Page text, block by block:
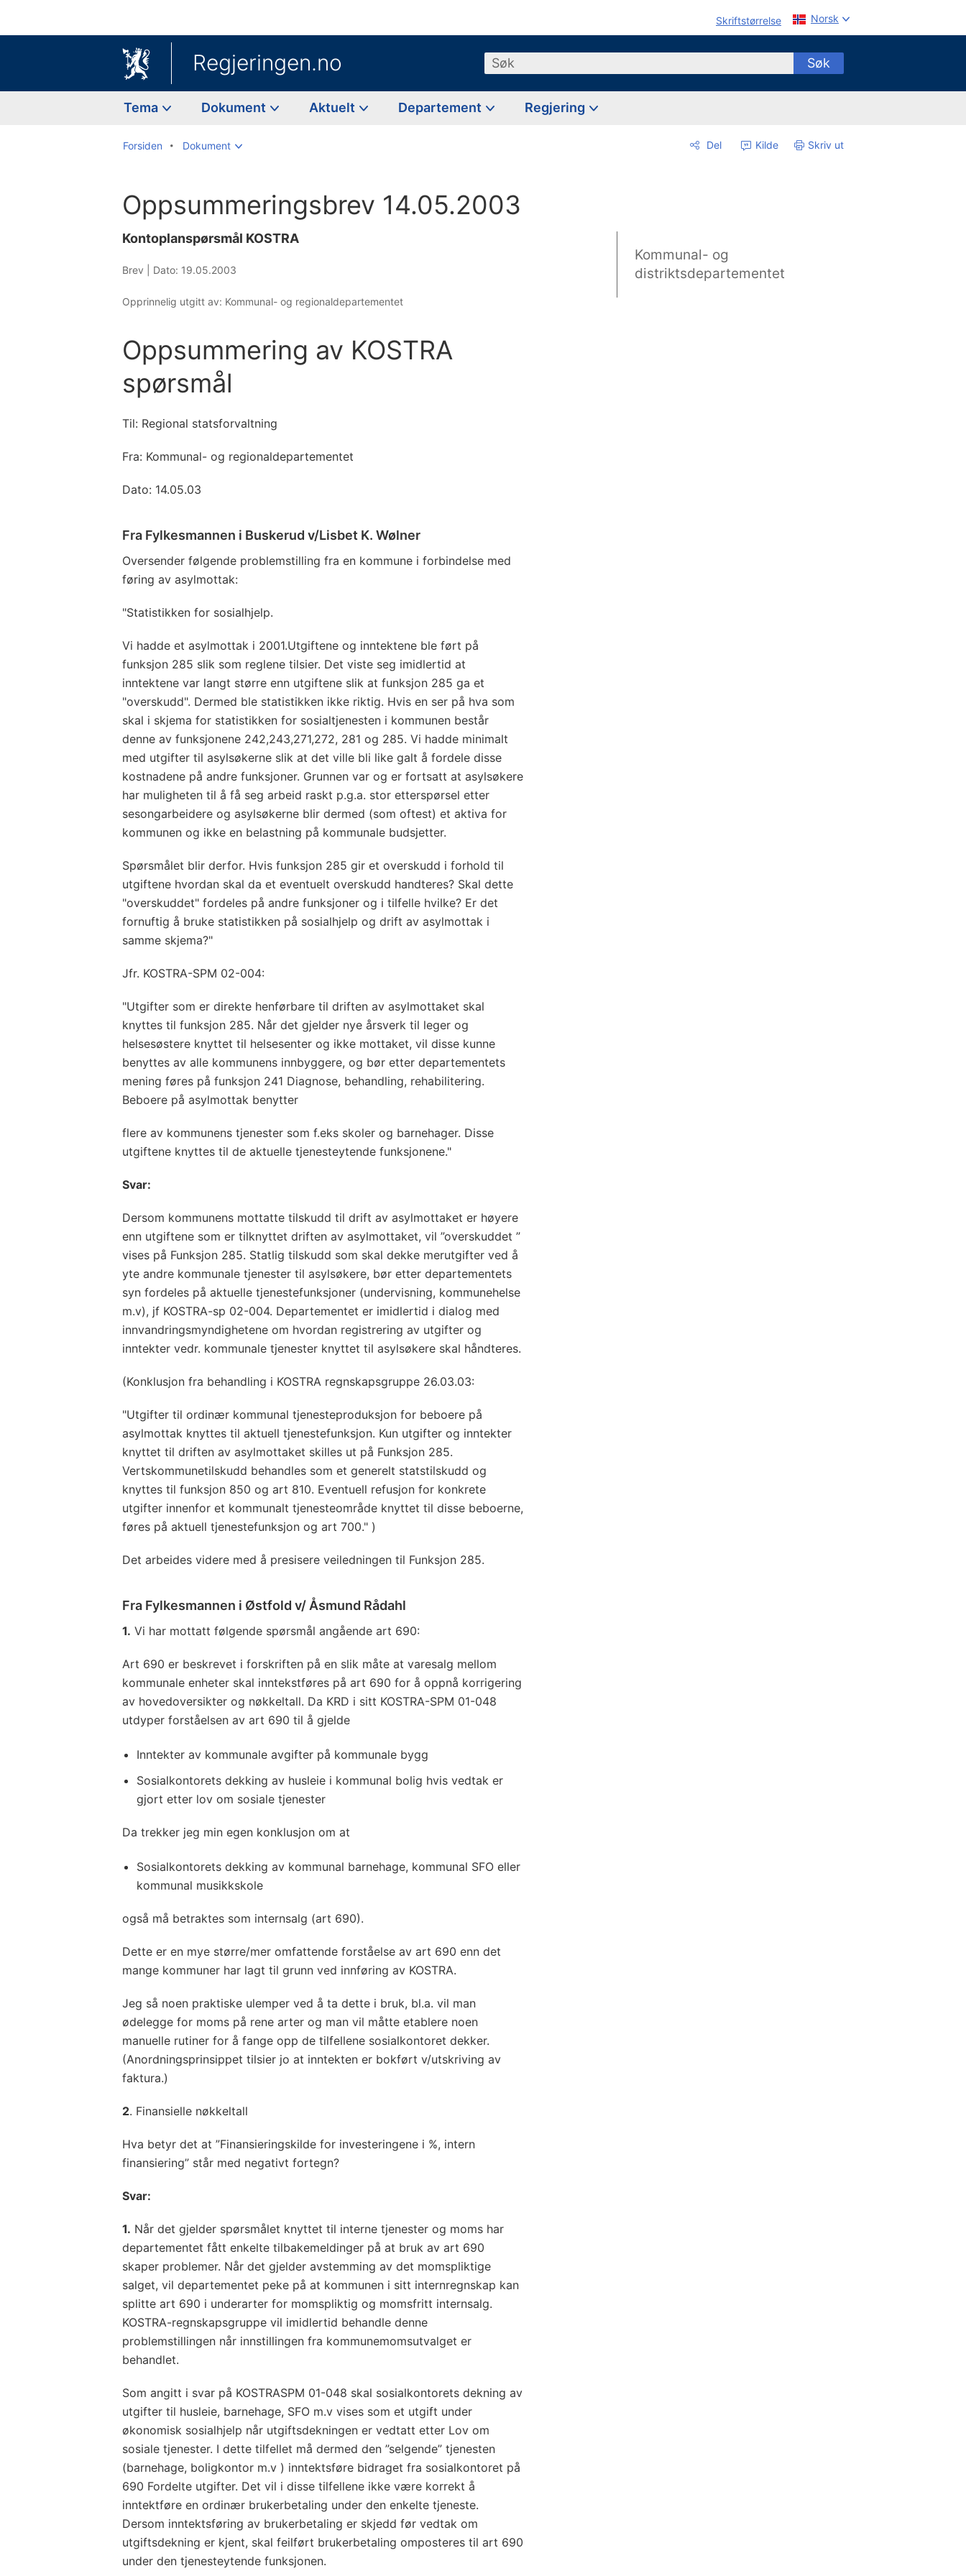
Skriftstørrelse Norsk
Regjeringen.no Søk Søk
Tema Dokument Aktuelt Departement Regjering
Forsiden Dokument Del Kilde Skriv ut
Oppsummeringsbrev 14.05.2003
Kontoplanspørsmål KOSTRA
Brev | Dato: 19.05.2003
Opprinnelig utgitt av: Kommunal- og regionaldepartementet
Oppsummering av KOSTRA
spørsmål
Til: Regional statsforvaltning
Fra: Kommunal- og regionaldepartementet
Dato: 14.05.03
Fra Fylkesmannen i Buskerud v/Lisbet K. Wølner
Oversender følgende problemstilling fra en kommune i forbindelse med
føring av asylmottak:
"Statistikken for sosialhjelp.
Vi hadde et asylmottak i 2001.Utgiftene og inntektene ble ført på
funksjon 285 slik som reglene tilsier. Det viste seg imidlertid at
inntektene var langt større enn utgiftene slik at funksjon 285 ga et
"overskudd". Dermed ble statistikken ikke riktig. Hvis en ser på hva som
skal i skjema for statistikken for sosialtjenesten i kommunen består
denne av funksjonene 242,243,271,272, 281 og 285. Vi hadde minimalt
med utgifter til asylsøkerne slik at det ville bli like galt å fordele disse
kostnadene på andre funksjoner. Grunnen var og er fortsatt at asylsøkere
har muligheten til å få seg arbeid raskt p.g.a. stor etterspørsel etter
sesongarbeidere og asylsøkerne blir dermed (som oftest) et aktiva for
kommunen og ikke en belastning på kommunale budsjetter.
Spørsmålet blir derfor. Hvis funksjon 285 gir et overskudd i forhold til
utgiftene hvordan skal da et eventuelt overskudd handteres? Skal dette
"overskuddet" fordeles på andre funksjoner og i tilfelle hvilke? Er det
fornuftig å bruke statistikken på sosialhjelp og drift av asylmottak i
samme skjema?"
Jfr. KOSTRA-SPM 02-004:
"Utgifter som er direkte henførbare til driften av asylmottaket skal
knyttes til funksjon 285. Når det gjelder nye årsverk til leger og
helsesøstere knyttet til helsesenter og ikke mottaket, vil disse kunne
benyttes av alle kommunens innbyggere, og bør etter departementets
mening føres på funksjon 241 Diagnose, behandling, rehabilitering.
Beboere på asylmottak benytter
flere av kommunens tjenester som f.eks skoler og barnehager. Disse
utgiftene knyttes til de aktuelle tjenesteytende funksjonene."
Svar:
Dersom kommunens mottatte tilskudd til drift av asylmottaket er høyere
enn utgiftene som er tilknyttet driften av asylmottaket, vil ”overskuddet ”
vises på Funksjon 285. Statlig tilskudd som skal dekke merutgifter ved å
yte andre kommunale tjenester til asylsøkere, bør etter departementets
syn fordeles på aktuelle tjenestefunksjoner (undervisning, kommunehelse
m.v), jf KOSTRA-sp 02-004. Departementet er imidlertid i dialog med
innvandringsmyndighetene om hvordan registrering av utgifter og
inntekter vedr. kommunale tjenester knyttet til asylsøkere skal håndteres.
(Konklusjon fra behandling i KOSTRA regnskapsgruppe 26.03.03:
"Utgifter til ordinær kommunal tjenesteproduksjon for beboere på
asylmottak knyttes til aktuell tjenestefunksjon. Kun utgifter og inntekter
knyttet til driften av asylmottaket skilles ut på Funksjon 285.
Vertskommunetilskudd behandles som et generelt statstilskudd og
knyttes til funksjon 850 og art 810. Eventuell refusjon for konkrete
utgifter innenfor et kommunalt tjenesteområde knyttet til disse beboerne,
føres på aktuell tjenestefunksjon og art 700." )
Det arbeides videre med å presisere veiledningen til Funksjon 285.
Fra Fylkesmannen i Østfold v/ Åsmund Rådahl
1. Vi har mottatt følgende spørsmål angående art 690:
Art 690 er beskrevet i forskriften på en slik måte at varesalg mellom
kommunale enheter skal inntekstføres på art 690 for å oppnå korrigering
av hovedoversikter og nøkkeltall. Da KRD i sitt KOSTRA-SPM 01-048
utdyper forståelsen av art 690 til å gjelde
Inntekter av kommunale avgifter på kommunale bygg
Sosialkontorets dekking av husleie i kommunal bolig hvis vedtak er
gjort etter lov om sosiale tjenester
Da trekker jeg min egen konklusjon om at
Sosialkontorets dekking av kommunal barnehage, kommunal SFO eller
kommunal musikkskole
også må betraktes som internsalg (art 690).
Dette er en mye større/mer omfattende forståelse av art 690 enn det
mange kommuner har lagt til grunn ved innføring av KOSTRA.
Jeg så noen praktiske ulemper ved å ta dette i bruk, bl.a. vil man
ødelegge for moms på rene arter og man vil måtte etablere noen
manuelle rutiner for å fange opp de tilfellene sosialkontoret dekker.
(Anordningsprinsippet tilsier jo at inntekten er bokført v/utskriving av
faktura.)
2. Finansielle nøkkeltall
Hva betyr det at ”Finansieringskilde for investeringene i %, intern
finansiering” står med negativt fortegn?
Svar:
1. Når det gjelder spørsmålet knyttet til interne tjenester og moms har
departementet fått enkelte tilbakemeldinger på at bruk av art 690
skaper problemer. Når det gjelder avstemming av det momspliktige
salget, vil departementet peke på at kommunen i sitt internregnskap kan
splitte art 690 i underarter for momspliktig og momsfritt internsalg.
KOSTRA-regnskapsgruppe vil imidlertid behandle denne
problemstillingen når innstillingen fra kommunemomsutvalget er
behandlet.
Som angitt i svar på KOSTRASPM 01-048 skal sosialkontorets dekning av
utgifter til husleie, barnehage, SFO m.v vises som et utgift under
økonomisk sosialhjelp når utgiftsdekningen er vedtatt etter Lov om
sosiale tjenester. I dette tilfellet må dermed den ”selgende” tjenesten
(barnehage, boligkontor m.v ) inntektsføre bidraget fra sosialkontoret på
690 Fordelte utgifter. Det vil i disse tilfellene ikke være korrekt å
inntektføre en ordinær brukerbetaling under den enkelte tjeneste.
Dersom inntektsføring av brukerbetaling er skjedd før vedtak om
utgiftsdekning er kjent, skal feilført brukerbetaling omposteres til art 690
under den tjenesteytende funksjonen.
Kommunal- og
distriktsdepartementet